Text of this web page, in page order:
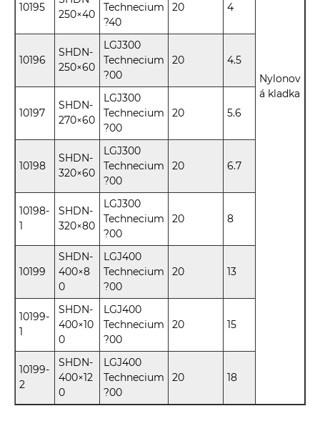
Nylonov
á kladka
10195
250×40
Technecium
?40
20 4
10196
SHDN-
250×60
LGJ300
Technecium
?00
20 4.5
10197
SHDN-
270×60
LGJ300
Technecium
?00
20 5.6
10198
SHDN-
320×60
LGJ300
Technecium
?00
20 6.7
10198-
1
SHDN-
320×80
LGJ300
Technecium
?00
20 8
10199
SHDN-
400×8
0
LGJ400
Technecium
?00
20 13
10199-
1
SHDN-
400×10
0
LGJ400
Technecium
?00
20 15
10199-
2
SHDN-
400×12
0
LGJ400
Technecium
?00
20 18